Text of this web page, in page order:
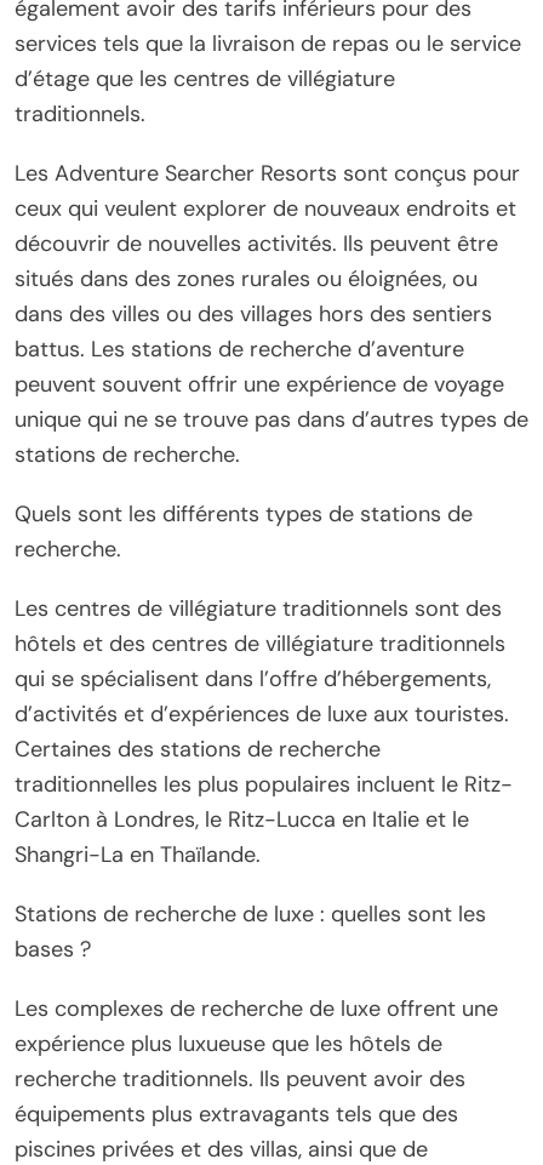
également avoir des tarifs inférieurs pour des
services tels que la livraison de repas ou le service
d’étage que les centres de villégiature
traditionnels.
Les Adventure Searcher Resorts sont conçus pour
ceux qui veulent explorer de nouveaux endroits et
découvrir de nouvelles activités. Ils peuvent être
situés dans des zones rurales ou éloignées, ou
dans des villes ou des villages hors des sentiers
battus. Les stations de recherche d’aventure
peuvent souvent offrir une expérience de voyage
unique qui ne se trouve pas dans d’autres types de
stations de recherche.
Quels sont les différents types de stations de
recherche.
Les centres de villégiature traditionnels sont des
hôtels et des centres de villégiature traditionnels
qui se spécialisent dans l’offre d’hébergements,
d’activités et d’expériences de luxe aux touristes.
Certaines des stations de recherche
traditionnelles les plus populaires incluent le Ritz-
Carlton à Londres, le Ritz-Lucca en Italie et le
Shangri-La en Thaïlande.
Stations de recherche de luxe : quelles sont les
bases ?
Les complexes de recherche de luxe offrent une
expérience plus luxueuse que les hôtels de
recherche traditionnels. Ils peuvent avoir des
équipements plus extravagants tels que des
piscines privées et des villas, ainsi que de